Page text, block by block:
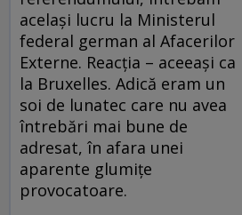
același lucru la Ministerul
federal german al Afacerilor
Externe. Reacția – aceeași ca
la Bruxelles. Adică eram un
soi de lunatec care nu avea
întrebări mai bune de
adresat, în afara unei
aparente glumițe
provocatoare.